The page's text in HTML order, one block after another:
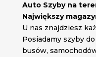
Auto Szyby na
Największy
U nas znajdziesz
Posiadamy szyby
busów,